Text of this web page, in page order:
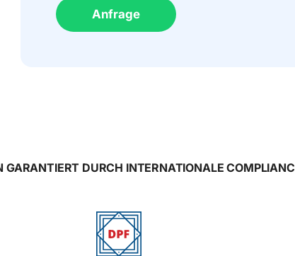
Anfrage
DURCH INTERNATIONALE COMPLIANCE